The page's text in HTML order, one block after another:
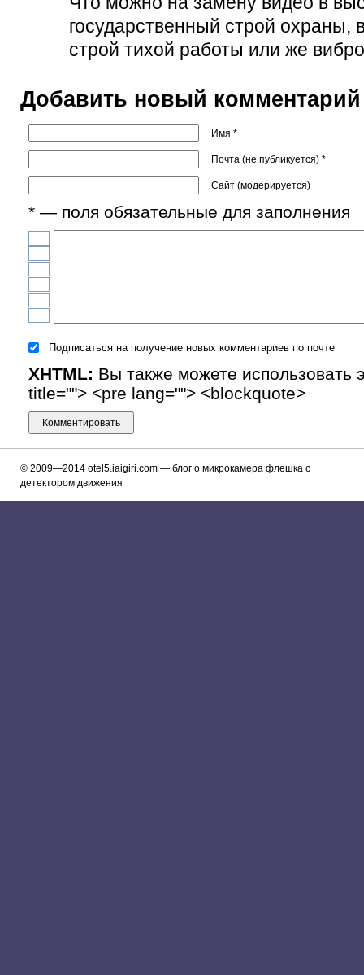
государственный строй охраны,
строй тихой работы или же
Добавить новый комментарий
Имя *
Почта (не публикуется) *
Сайт (модерируется)
* — поля обязательные для заполнения
Подписаться на получение новых комментариев по почте
XHTML: Вы также можете использовать
title=""> <pre lang=""> <blockquote>
© 2009—2014 otel5.iaigiri.com — блог о микрокамера флешка с
детектором движения